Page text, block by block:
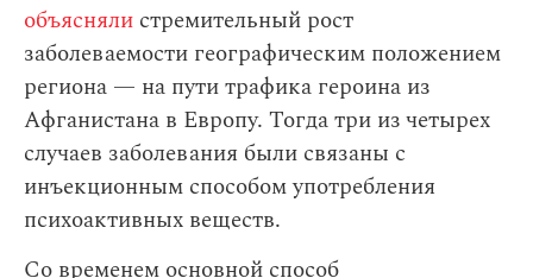
объясняли стремительный рост
заболеваемости географическим положением
региона — на пути трафика героина из
Афганистана в Европу. Тогда три из четырех
случаев заболевания были связаны с
инъекционным способом употребления
психоактивных веществ.
Со временем основной способ